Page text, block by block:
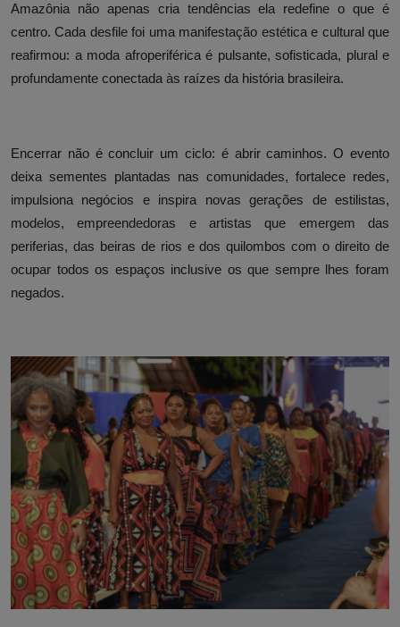
Amazônia não apenas cria tendências ela redefine o que é
centro. Cada desfile foi uma manifestação estética e cultural que
reafirmou: a moda afroperiférica é pulsante, sofisticada, plural e
profundamente conectada às raízes da história brasileira.
Encerrar não é concluir um ciclo: é abrir caminhos. O evento
deixa sementes plantadas nas comunidades, fortalece redes,
impulsiona negócios e inspira novas gerações de estilistas,
modelos, empreendedoras e artistas que emergem das
periferias, das beiras de rios e dos quilombos com o direito de
ocupar todos os espaços inclusive os que sempre lhes foram
negados.